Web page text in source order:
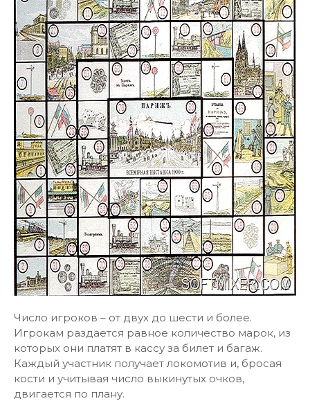
Число игроков – от двух до шести и более.
Игрокам раздается равное количество марок, из
которых они платят в кассу за билет и багаж.
Каждый участник получает локомотив и, бросая
кости и учитывая число выкинутых очков,
двигается по плану.